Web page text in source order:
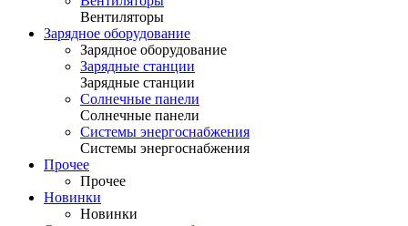
Вентиляторы
Зарядное оборудование
Зарядное оборудование
Зарядные станции
Зарядные станции
Солнечные панели
Солнечные панели
Системы энергоснабжения
Системы энергоснабжения
Прочее
Прочее
Новинки
Новинки